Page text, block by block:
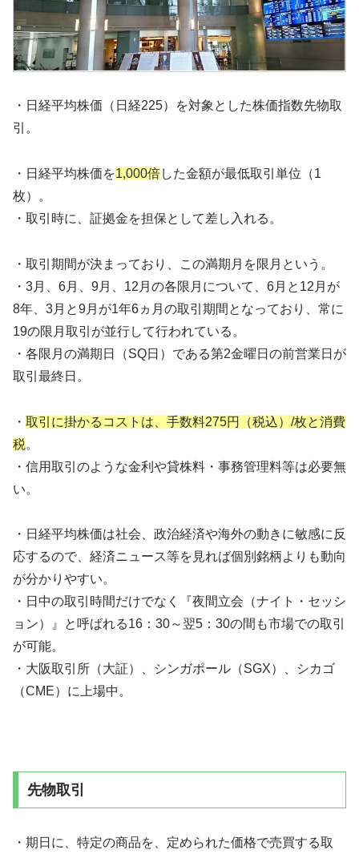
・日経平均株価（日経225）を対象とした株価指数先物取
引。
・日経平均株価を1,000倍した金額が最低取引単位（1
枚）。
・取引時に、証拠金を担保として差し入れる。
・取引期間が決まっており、この満期月を限月という。
・3月、6月、9月、12月の各限月について、6月と12月が
8年、3月と9月が1年6ヵ月の取引期間となっており、常に
19の限月取引が並行して行われている。
・各限月の満期日（SQ日）である第2金曜日の前営業日が
取引最終日。
・ 取引に掛かるコストは、手数料275円（税込）/枚と消費
税。
・信用取引のような金利や貸株料・事務管理料等は必要無
い。
・日経平均株価は社会、政治経済や海外の動きに敏感に反
応するので、経済ニュース等を見れば個別銘柄よりも動向
が分かりやすい。
・日中の取引時間だけでなく『夜間立会（ナイト・セッシ
ョン）』と呼ばれる16：30～翌5：30の間も市場での取引
が可能。
・大阪取引所（大証）、シンガポール（SGX）、シカゴ
（CME）に上場中。
先物取引
・期日に、特定の商品を、定められた価格で売買する取